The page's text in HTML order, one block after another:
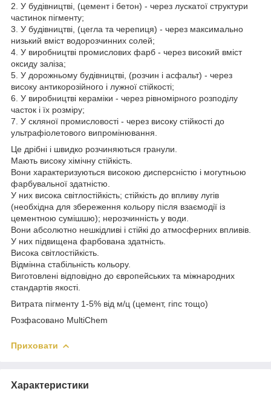
2. У будівництві, (цемент і бетон) - через лускатої структури
частинок пігменту;
3. У будівництві, (цегла та черепиця) - через максимально
низький вміст водорозчинних солей;
4. У виробництві промислових фарб - через високий вміст
оксиду заліза;
5. У дорожньому будівництві, (розчин і асфальт) - через
високу антикорозійного і лужної стійкості;
6. У виробництві кераміки - через рівномірного розподілу
часток і їх розміру;
7. У скляної промисловості - через високу стійкості до
ультрафіолетового випромінювання.
Це дрібні і швидко розчиняються гранули.
Мають високу хімічну стійкість.
Вони характеризуються високою дисперсністю і могутньою
фарбувальної здатністю.
У них висока світлостійкість; стійкість до впливу лугів
(необхідна для збереження кольору після взаємодії із
цементною сумішшю); нерозчинність у води.
Вони абсолютно нешкідливі і стійкі до атмосферних впливів.
У них підвищена фарбована здатність.
Висока світлостійкість.
Відмінна стабільність кольору.
Виготовлені відповідно до європейських та міжнародних
стандартів якості.
Витрата пігменту 1-5% від м/ц (цемент, гіпс тощо)
Розфасовано MultiChem
Приховати
Характеристики